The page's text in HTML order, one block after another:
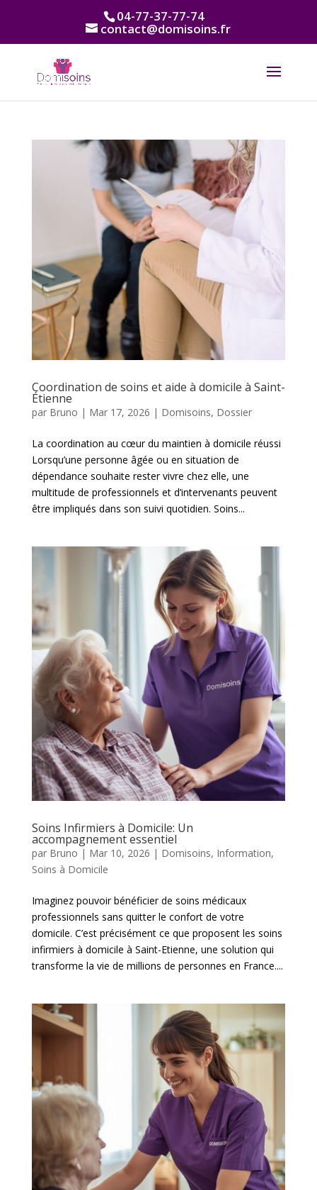
Panneau de gestion des cookies04-77-37-77-74
contact@domisoins.fr
Coordination de soins et aide à domicile à Saint-
Étienne
par Bruno | Mar 17, 2026 | Domisoins, Dossier
La coordination au cœur du maintien à domicile réussi
Lorsqu’une personne âgée ou en situation de
dépendance souhaite rester vivre chez elle, une
multitude de professionnels et d’intervenants peuvent
être impliqués dans son suivi quotidien. Soins...
Soins Infirmiers à Domicile: Un
accompagnement essentiel
par Bruno | Mar 10, 2026 | Domisoins, Information,
Soins à Domicile
Imaginez pouvoir bénéficier de soins médicaux
professionnels sans quitter le confort de votre
domicile. C’est précisément ce que proposent les soins
infirmiers à domicile à Saint-Etienne, une solution qui
transforme la vie de millions de personnes en France....